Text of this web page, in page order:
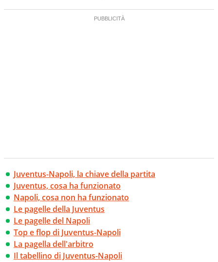
Juventus-Napoli, la chiave della partita
Juventus, cosa ha funzionato
Napoli, cosa non ha funzionato
Le pagelle della Juventus
Le pagelle del Napoli
Top e flop di Juventus-Napoli
La pagella dell'arbitro
Il tabellino di Juventus-Napoli